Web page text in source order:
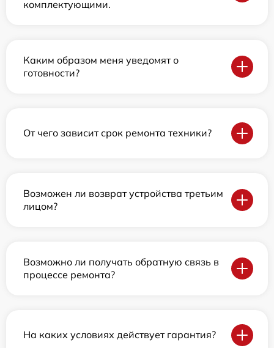
комплектующими.
Каким образом меня уведомят о
готовности?
От чего зависит срок ремонта техники?
Возможен ли возврат устройства третьим
лицом?
Возможно ли получать обратную связь в
процессе ремонта?
На каких условиях действует гарантия?